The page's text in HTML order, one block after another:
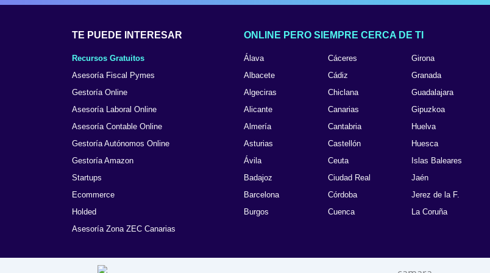
n
TE PUEDE INTERESAR
Recursos Gratuitos
Asesoría Fiscal Pymes
Gestoría Online
Asesoría Laboral Online
Asesoría Contable Online
Gestoría Autónomos Online
Gestoría Amazon
Startups
Ecommerce
Holded
Asesoría Zona ZEC Canarias
ONLINE PERO SIEMPRE CERCA DE TI
Álava
Albacete
Algeciras
Alicante
Almería
Asturias
Ávila
Badajoz
Barcelona
Burgos
Cáceres
Cádiz
Chiclana
Canarias
Cantabria
Castellón
Ceuta
Ciudad Real
Córdoba
Cuenca
Girona
Granada
Guadalajara
Gipuzkoa
Huelva
Huesca
Islas Baleares
Jaén
Jerez de la F.
La Coruña